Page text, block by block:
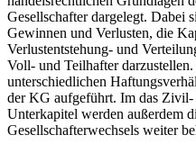
Gesellschafter dargelegt. Dabei
Gewinnen und Verlusten, die
Verlustentstehung- und
Voll- und Teilhafter
unterschiedlichen
der KG aufgeführt. Im das Zivil-
Unterkapitel werden außerdem
Gesellschafterwechsels weiter